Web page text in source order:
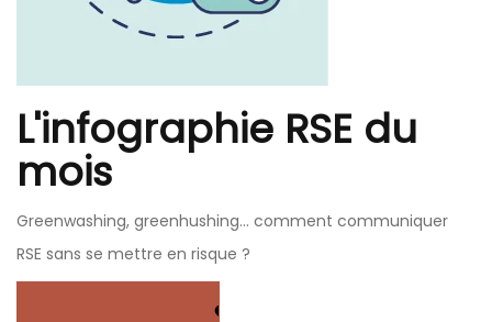
L'infographie RSE du
mois
Greenwashing, greenhushing… comment communiquer
RSE sans se mettre en risque ?